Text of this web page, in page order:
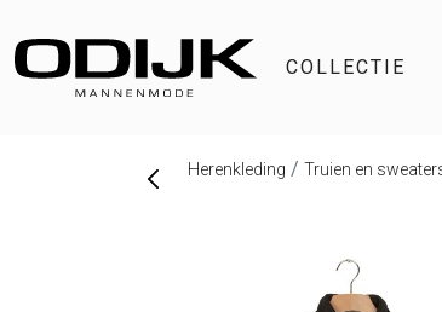
COLLECTIE
Herenkleding Truien en